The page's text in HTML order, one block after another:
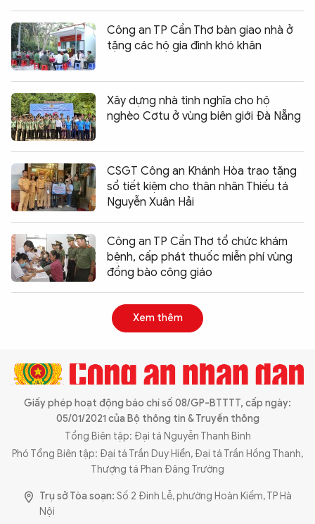
Công an TP Cần Thơ bàn giao nhà ở
tặng các hộ gia đình khó khăn
Xây dựng nhà tình nghĩa cho hộ
nghèo Cơtu ở vùng biên giới Đà Nẵng
CSGT Công an Khánh Hòa trao tặng
sổ tiết kiệm cho thân nhân Thiếu tá
Nguyễn Xuân Hải
Công an TP Cần Thơ tổ chức khám
bệnh, cấp phát thuốc miễn phí vùng
đồng bào công giáo
Xem thêm
Giấy phép hoạt động báo chí số 08/GP-BTTTT, cấp ngày:
05/01/2021 của Bộ thông tin & Truyền thông
Tổng Biên tập: Đại tá Nguyễn Thanh Bình
Phó Tổng Biên tập: Đại tá Trần Duy Hiển, Đại tá Trần Hồng Thanh,
Thượng tá Phan Đăng Trường
Trụ sở Tòa soạn: Số 2 Đinh Lễ, phường Hoàn Kiếm, TP Hà
Nội